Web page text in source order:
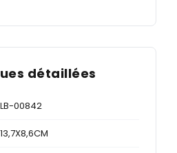
détaillées
LB-00842
13,7X8,6CM